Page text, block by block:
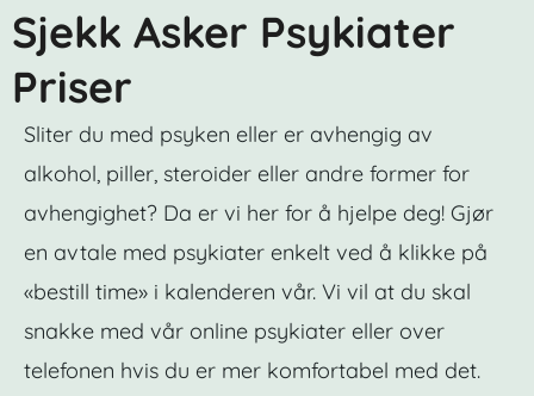
Sjekk Asker Psykiater
Priser
Sliter du med psyken eller er avhengig av
alkohol, piller, steroider eller andre former for
avhengighet? Da er vi her for å hjelpe deg! Gjør
en avtale med psykiater enkelt ved å klikke på
«bestill time» i kalenderen vår. Vi vil at du skal
snakke med vår online psykiater eller over
telefonen hvis du er mer komfortabel med det.